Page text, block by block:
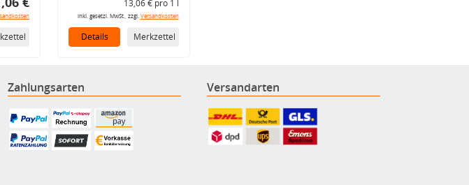
13,06 € pro 1 l
inkl. gesetzl. MwSt., zzgl. Versandkosten
Details Merkzettel
Zahlungsarten Versandarten